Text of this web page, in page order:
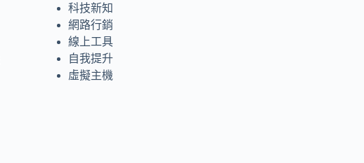
科技新知
網路行銷
線上工具
自我提升
虛擬主機